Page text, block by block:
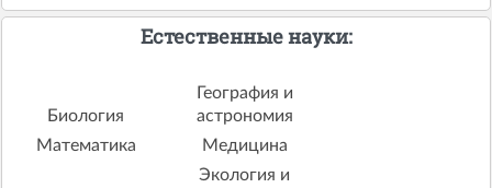
Естественные науки:
Биология
География и
астрономия
Математика
Медицина
Экология и